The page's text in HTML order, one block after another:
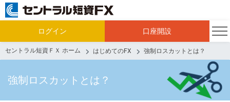
ログイン 口座開設
セントラル短資ＦＸ ホーム はじめてのFX 強制ロスカットとは？
強制ロスカットとは？